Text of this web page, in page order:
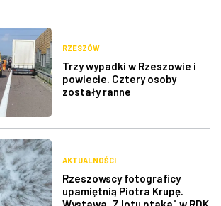
RZESZÓW
Trzy wypadki w Rzeszowie i
powiecie. Cztery osoby
zostały ranne
AKTUALNOŚCI
Rzeszowscy fotograficy
upamiętnią Piotra Krupę.